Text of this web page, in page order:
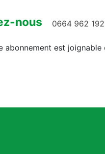
nous 0664 962 192
abonnement est joignable